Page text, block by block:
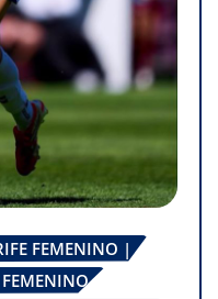
FEMENINO |
FEMENINO